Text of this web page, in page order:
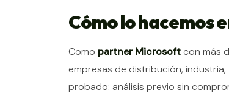
Cómo lo hacemos
Como partner Microsoft con más
empresas de distribución,
probado: análisis previo sin